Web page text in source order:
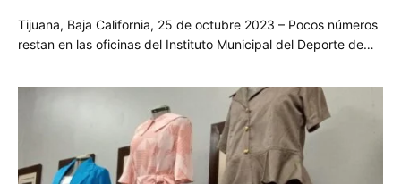
Tijuana, Baja California, 25 de octubre 2023 – Pocos números
restan en las oficinas del Instituto Municipal del Deporte de…